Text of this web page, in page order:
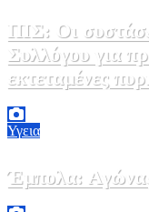
ΠΙΣ: Οι
Συλλόγου για
εκτεταμένες
Υγεια
Έμπολα: Αγώνας